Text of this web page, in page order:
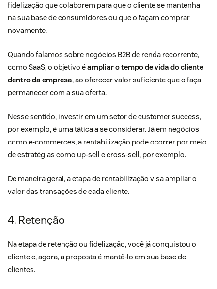
fidelização que colaborem para que o cliente se mantenha
na sua base de consumidores ou que o façam comprar
novamente.
Quando falamos sobre negócios B2B de renda recorrente,
como SaaS, o objetivo éampliar o tempo de vida do cliente
dentro da empresa, ao oferecer valor suficiente que o faça
permanecer com a sua oferta.
Nesse sentido, investir em um setor decustomer success,
por exemplo, é uma tática a se considerar. Já em negócios
como e-commerces, a rentabilização pode ocorrer por meio
de estratégias como up-sell e cross-sell , por exemplo.
De maneira geral, a etapa de rentabilização visa ampliar o
valor das transações de cada cliente.
4. Retenção
Na etapa de retenção ou fidelização, você já conquistou o
cliente e, agora, a proposta é mantê-lo em sua base de
clientes.